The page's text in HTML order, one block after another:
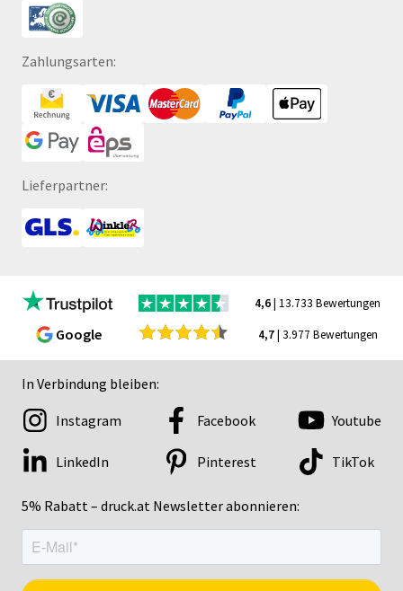
Zahlungsarten:
Lieferpartner:
4,6| 13.733 Bewertungen
Google 4,7| 3.977 Bewertungen
In Verbindung bleiben:
5% Rabatt – druck.at Newsletter abonnieren:
Instagram Facebook Youtube
LinkedIn Pinterest TikTok